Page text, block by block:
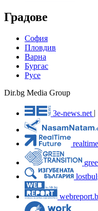
Градове
София
Пловдив
Варна
Бургас
Русе
Dir.bg Media Group
3e-news.net